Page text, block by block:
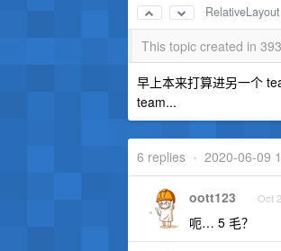
RelativeLayout
This topic created in
早上本来打算进另一个
team...
6 replies • 2020-06-09
oott123 Oct
呃… 5 毛？